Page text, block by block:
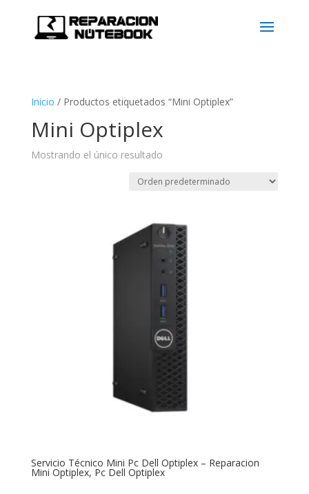
Inicio / Productos etiquetados “Mini Optiplex”
Mini Optiplex
Mostrando el único resultado
Servicio Técnico Mini Pc Dell Optiplex – Reparacion
Mini Optiplex, Pc Dell Optiplex